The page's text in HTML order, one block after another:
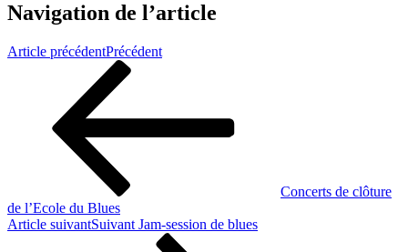
Navigation de l’article
Article précédentPrécédent
Concerts de clôture
de l’Ecole du Blues
Article suivantSuivant Jam-session de blues